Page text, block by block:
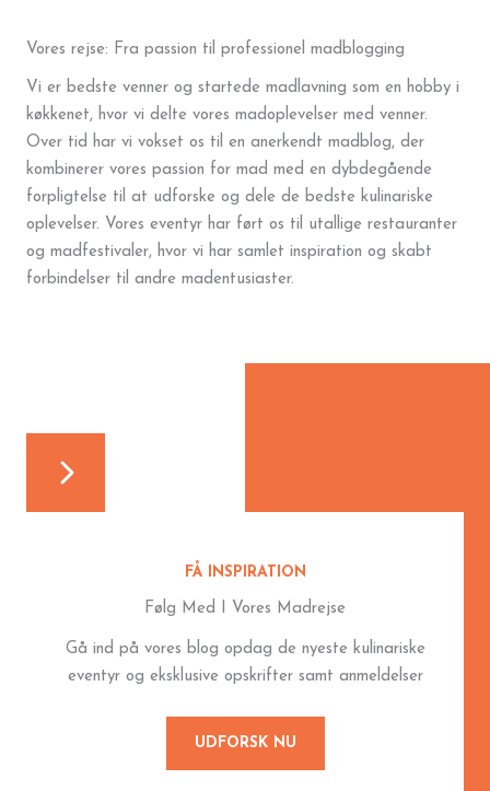
Vores rejse: Fra passion til professionel madblogging
Vi er bedste venner og startede madlavning som en hobby i
køkkenet, hvor vi delte vores madoplevelser med venner.
Over tid har vi vokset os til en anerkendt madblog, der
kombinerer vores passion for mad med en dybdegående
forpligtelse til at udforske og dele de bedste kulinariske
oplevelser. Vores eventyr har ført os til utallige restauranter
og madfestivaler, hvor vi har samlet inspiration og skabt
forbindelser til andre madentusiaster.
FÅ INSPIRATION
Følg Med I Vores Madrejse
Gå ind på vores blog opdag de nyeste kulinariske
eventyr og eksklusive opskrifter samt anmeldelser
UDFORSK NU